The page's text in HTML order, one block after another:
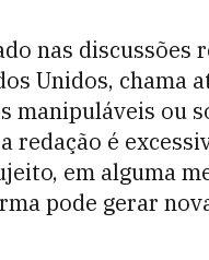
nas discussões
Unidos, chama
manipuláveis ou
redação é
em alguma
pode gerar